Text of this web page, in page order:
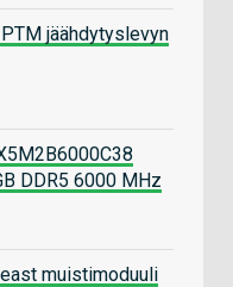
jäähdytyslevyn
DDR5 6000 MHz
muistimoduuli